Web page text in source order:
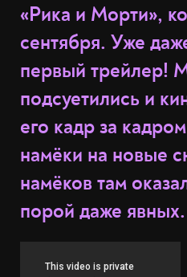
«Рика и Морти»,
сентября. Уже
первый трейлер!
подсуетились и
его кадр за
намёки на новые
намёков там
порой даже явных.